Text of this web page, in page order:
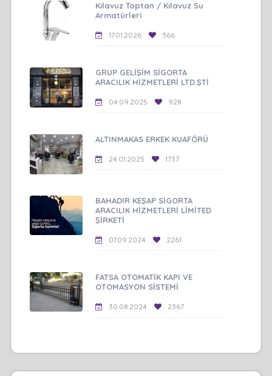
Kılavuz Toptan / Kılavuz Su
Armatürleri
17.01.2026 366
GRUP GELİŞİM SİGORTA
ARACILIK HİZMETLERİ LTD.ŞTİ
04.09.2025 928
ALTINMAKAS ERKEK KUAFÖRÜ
24.01.2025 1737
BAHADIR KEŞAP SİGORTA
ARACILIK HİZMETLERİ LİMİTED
ŞİRKETİ
07.09.2024 2261
FATSA OTOMATİK KAPI VE
OTOMASYON SİSTEMİ
30.08.2024 2367